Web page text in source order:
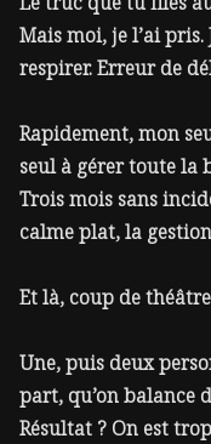
Mais moi, je l’ai pris.
respirer. Erreur de
Rapidement, mon
seul à gérer toute la
Trois mois sans
calme plat, la
Et là, coup de
Une, puis deux
part, qu’on balance
Résultat ? On est